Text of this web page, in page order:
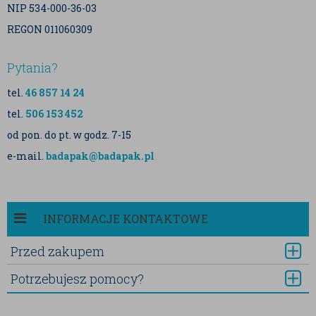
NIP 534-000-36-03
REGON 011060309
Pytania?
tel. 46 857 14 24
tel. 506 153 452
od pon. do pt. w godz. 7-15
e-mail. badapak@badapak.pl
INFORMACJE KONTAKTOWE
Przed zakupem
Potrzebujesz pomocy?